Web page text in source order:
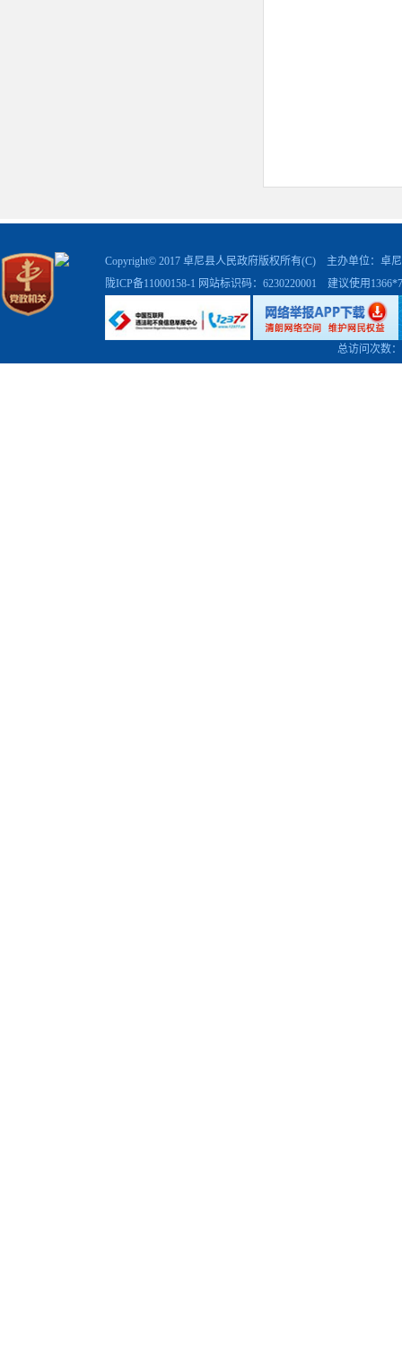
Copyright© 2017 卓尼县人民政府版权所有(C) 主办单位：卓
陇ICP备11000158-1 网站标识码：6230220001 建议使用
总访问次数：